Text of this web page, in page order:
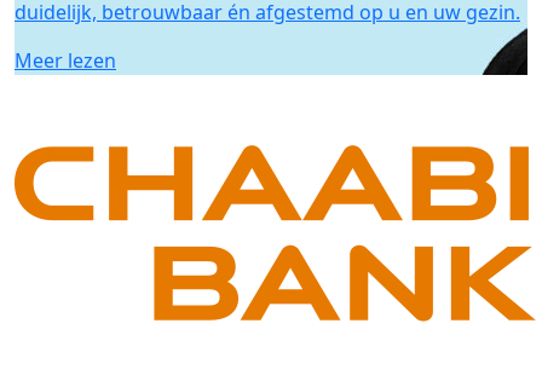
duidelijk, betrouwbaar én afgestemd op u en uw gezin.
Meer lezen